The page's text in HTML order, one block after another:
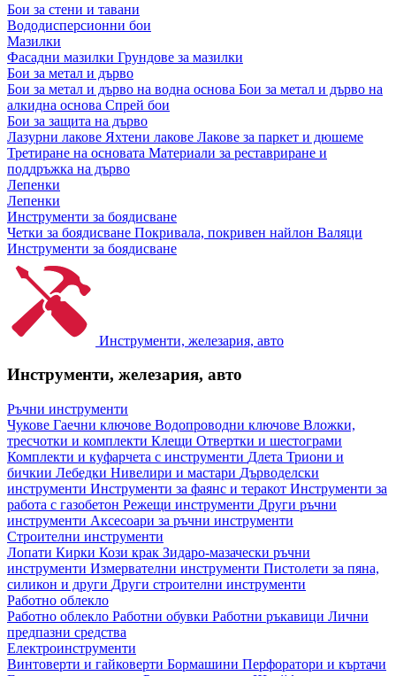
Бои за стени и тавани
Вододисперсионни бои
Мазилки
Фасадни мазилки Грундове за мазилки
Бои за метал и дърво
Бои за метал и дърво на водна основа Бои за метал и дърво на
алкидна основа Спрей бои
Бои за защита на дърво
Лазурни лакове Яхтени лакове Лакове за паркет и дюшеме
Третиране на основата Материали за реставриране и
поддръжка на дърво
Лепенки
Лепенки
Инструменти за боядисване
Четки за боядисване Покривала, покривен найлон Валяци
Инструменти за боядисване
Инструменти, железария, авто
Инструменти, железария, авто
Ръчни инструменти
Чукове Гаечни ключове Водопроводни ключове Вложки,
тресчотки и комплекти Клещи Отвертки и шестограми
Комплекти и куфарчета с инструменти Длета Триони и
бичкии Лебедки Нивелири и мастари Дърводелски
инструменти Инструменти за фаянс и теракот Инструменти за
работа с газобетон Режещи инструменти Други ръчни
инструменти Аксесоари за ръчни инструменти
Строителни инструменти
Лопати Кирки Кози крак Зидаро-мазачески ръчни
инструменти Измервателни инструменти Пистолети за пяна,
силикон и други Други строителни инструменти
Работно облекло
Работно облекло Работни обувки Работни ръкавици Лични
предпазни средства
Електроинструменти
Винтоверти и гайковерти Бормашини Перфоратори и къртачи